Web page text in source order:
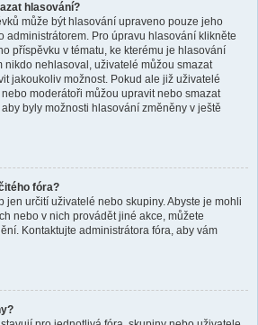
hlasování?
může být hlasování upraveno pouze jeho
administrátorem. Pro úpravu hlasování klikněte
příspěvku v tématu, ke kterému je hlasování
nikdo nehlasoval, uživatelé můžou smazat
jakoukoliv možnost. Pokud ale již uživatelé
moderátoři můžou upravit nebo smazat
byly možnosti hlasování změněny v ještě
fóra?
jen určití uživatelé nebo skupiny. Abyste je mohli
nebo v nich provádět jiné akce, můžete
Kontaktujte administrátora fóra, aby vám